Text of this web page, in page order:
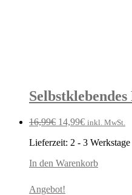
16,99€ Ursprünglicher
war:
14,99€Aktueller
ist:
inkl. MwSt.
Lieferzeit: 2 - 3 Werkstage
In den Warenkorb
Angebot!